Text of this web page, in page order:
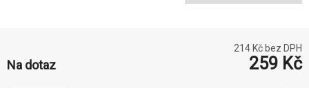
214 Kč bez DPH
Na dotaz 259 Kč